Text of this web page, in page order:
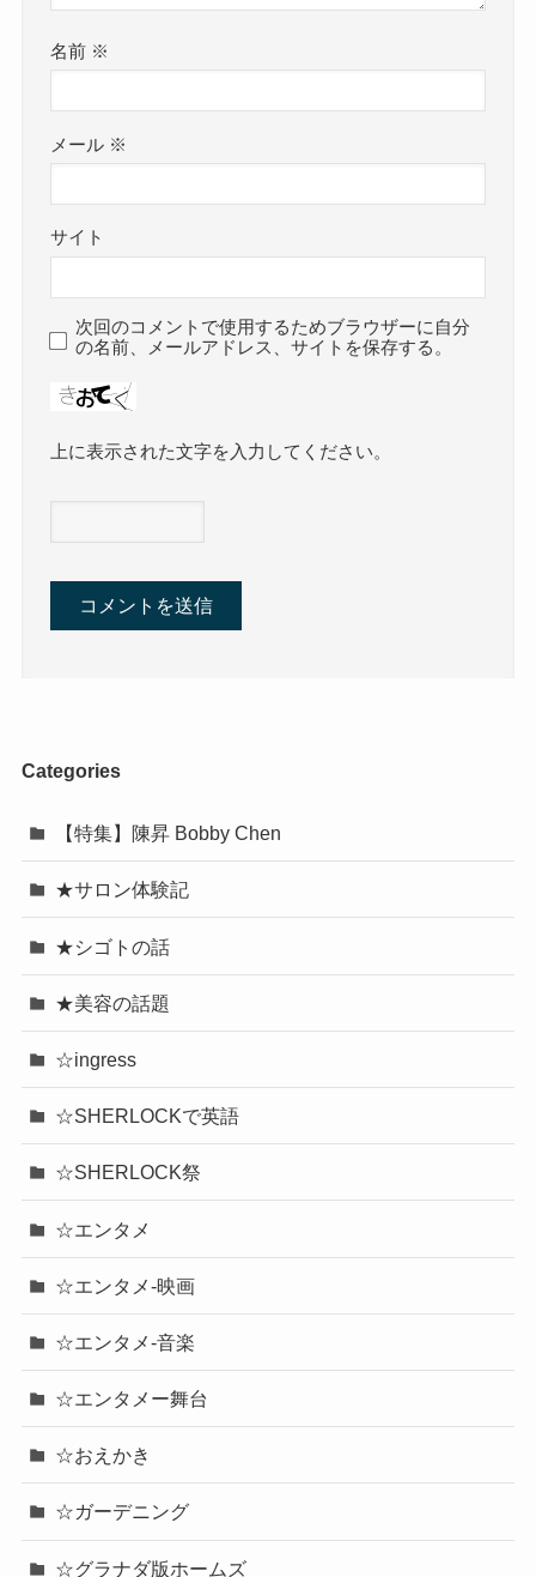
名前 ※
メール ※
サイト
次回のコメントで使用するためブラウザーに自分
の名前、メールアドレス、サイトを保存する。
上に表示された文字を入力してください。
Categories
【特集】陳昇 Bobby Chen
★サロン体験記
★シゴトの話
★美容の話題
☆ingress
☆SHERLOCKで英語
☆SHERLOCK祭
☆エンタメ
☆エンタメ-映画
☆エンタメ-音楽
☆エンタメー舞台
☆おえかき
☆ガーデニング
☆グラナダ版ホームズ